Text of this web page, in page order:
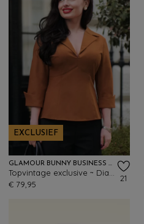
EXCLUSIEF
GLAMOUR BUNNY BUSINESS BABE
€ 79,95
21